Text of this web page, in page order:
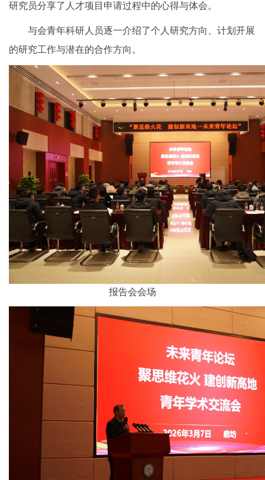
研究员分享了人才项目申请过程中的心得与体会。
与会青年科研人员逐一介绍了个人研究方向、计划开展
的研究工作与潜在的合作方向。
报告会会场